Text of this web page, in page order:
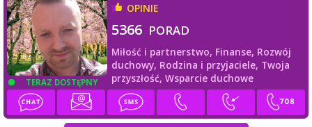
TERAZ DOSTĘPNY
OPINIE
5366 PORAD
Miłość i partnerstwo, Finanse, Rozwój
duchowy, Rodzina i przyjaciele, Twoja
przyszłość, Wsparcie duchowe